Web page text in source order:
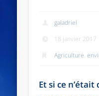
galadriel
18 janvier 2017
Agriculture,
Et si ce n’était